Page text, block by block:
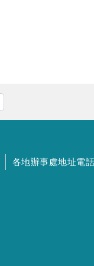
各地辦事處地址電話